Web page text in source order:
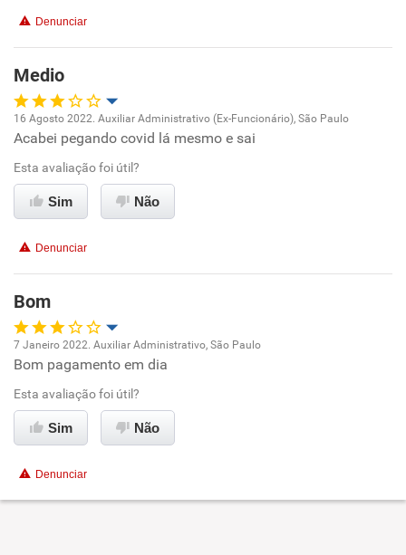
Não recomenda esta empresa
Não recomenda a diretoria
Denunciar
Medio
Oportunidade de promoção
Ambiente de trabalho
Benefícios
Não recomenda esta empresa
Não recomenda a diretoria
16 Agosto 2022. Auxiliar Administrativo (Ex-Funcionário), São Paulo
Acabei pegando covid lá mesmo e sai
Esta avaliação foi útil?
Sim Não
Denunciar
Bom
Oportunidade de promoção
Ambiente de trabalho
Benefícios
7 Janeiro 2022. Auxiliar Administrativo, São Paulo
Bom pagamento em dia
Esta avaliação foi útil?
Sim Não
Denunciar